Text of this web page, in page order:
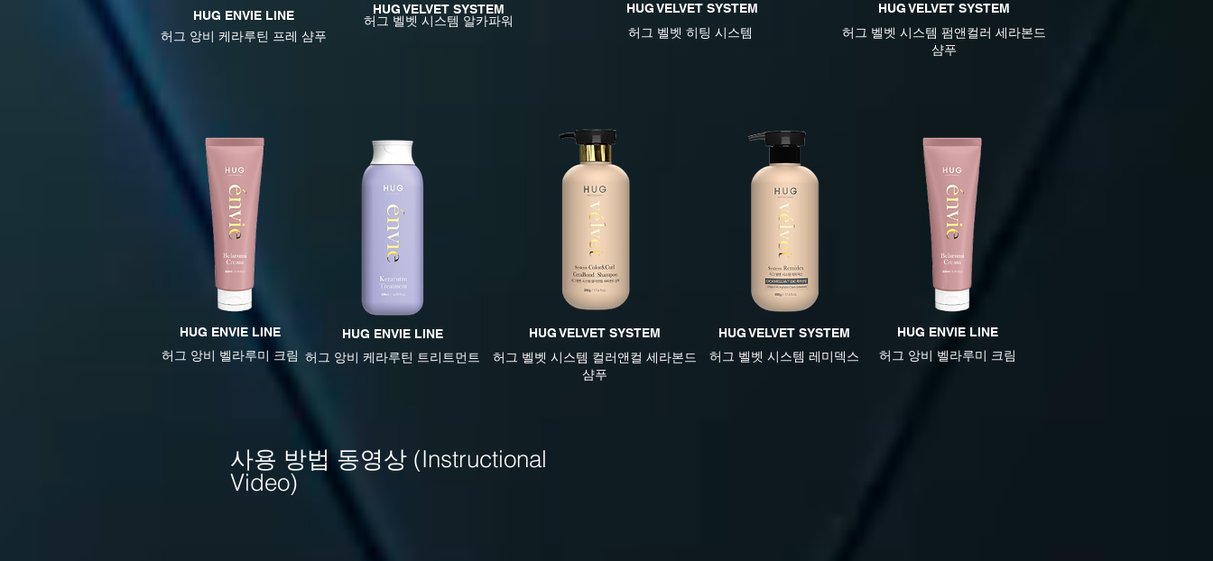
HUG ENVIE LINE
​허그 앙비 케라루틴 프레 샴푸
HUG VELVET SYSTEM
허그 벨벳 시스템 알카파워
HUG VELVET SYSTEM
허그 벨벳 히팅 시스템
HUG VELVET SYSTEM
허그 벨벳 시스템 펌앤컬러 세라본드
샴푸
HUG ENVIE LINE
​허그 앙비 벨라루미 크림
HUG VELVET SYSTEM
허그 벨벳 시스템 레미덱스
HUG VELVET SYSTEM
허그 벨벳 시스템 컬러앤컬 세라본드
샴푸
HUG ENVIE LINE
​허그 앙비 케라루틴 트리트먼트
HUG ENVIE LINE
​허그 앙비 벨라루미 크림
사용 방법 동영상 (Instructional
Video)